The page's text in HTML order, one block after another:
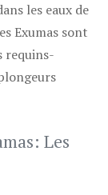
les eaux de
Exumas sont
requins-
Les